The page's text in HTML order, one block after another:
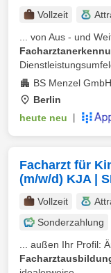
Vollzeit
... von Aus - und
BS Menzel GmbH
Berlin
heute neu
Facharzt für
(m/w/d) KJA |
Vollzeit
Sonderzahlung
... außen Ihr Profil: